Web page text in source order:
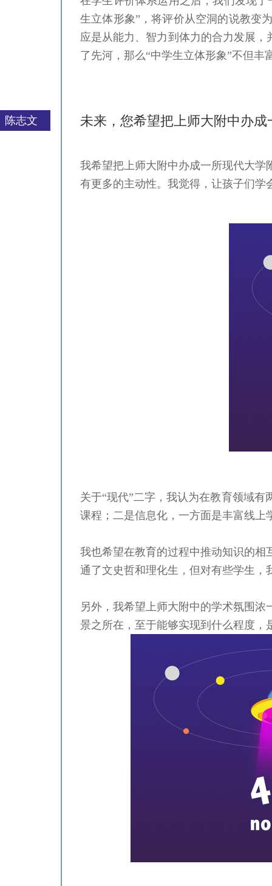
生立体形象”，将评价从空洞的说教变
应是从能力、智力到体力的合力发展
了先河，那么“中学生立体形象”不但
陈志文 未来，您希望把上师大附中办
我希望把上师大附中办成一所现代大
有更多的主动性。我觉得，让孩子们
关于“现代”二字，我认为在教育领域
课程；二是信息化，一方面是丰富线
我也希望在教育的过程中推动知识的
通了文史哲和理化生，但对有些学生
另外，我希望上师大附中的学术氛围
景之所在，至于能够实现到什么程度，